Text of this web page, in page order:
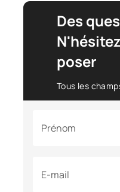
Des
poser
Tous les
Prénom
E-mail